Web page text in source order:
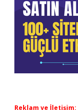
Reklam ve İletişim: